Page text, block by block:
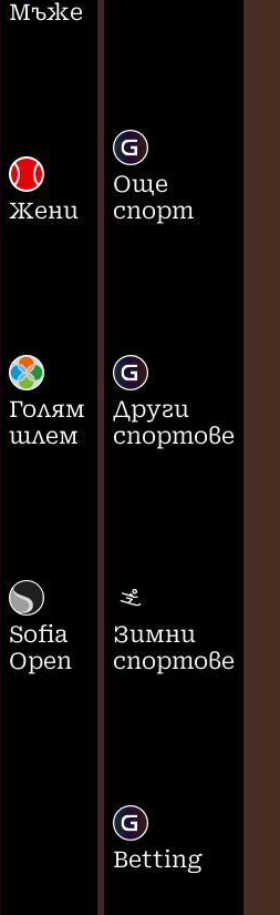
Мъже
Жени
Голям
шлем
Sofia
Open
Още
спорт
Други
спортове
Зимни
спортове
Betting